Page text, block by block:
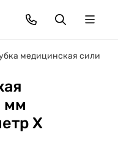
медицинская
мм
Х